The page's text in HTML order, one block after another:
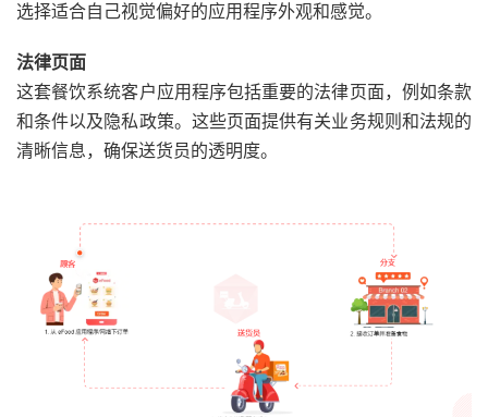
选择适合自己视觉偏好的应用程序外观和感觉。
法律页面
这套餐饮系统客户应用程序包括重要的法律页面，例如条款
和条件以及隐私政策。这些页面提供有关业务规则和法规的
清晰信息，确保送货员的透明度。